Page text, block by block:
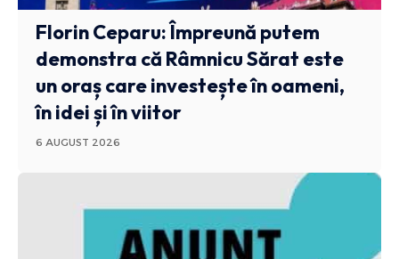
Florin Ceparu: Împreună putem
demonstra că Râmnicu Sărat este
un oraș care investește în oameni,
în idei și în viitor
6 AUGUST 2026